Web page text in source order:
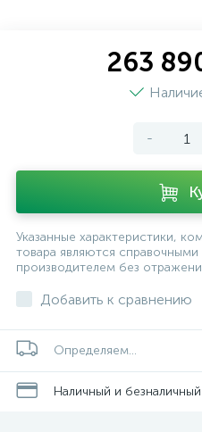
263
-
Указанные характеристики,
товара являются
производителем без
Добавить к сравнению
Определяем...
Наличный и